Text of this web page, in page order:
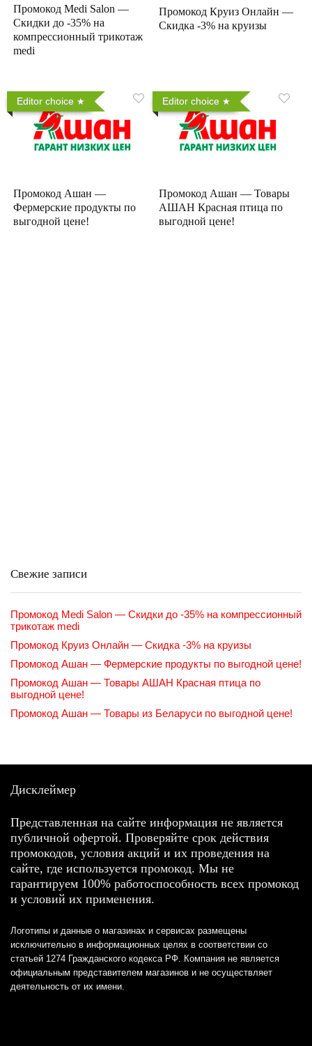
Промокод Medi Salon —
Скидки до -35% на
компрессионный трикотаж
medi
Промокод Круиз Онлайн —
Скидка -3% на круизы
Editor choice
Промокод Ашан —
Фермерские продукты по
выгодной цене!
Editor choice
Промокод Ашан — Товары
АШАН Красная птица по
выгодной цене!
Свежие записи
Промокод Medi Salon — Скидки до -35% на компрессионный
трикотаж medi
Промокод Круиз Онлайн — Скидка -3% на круизы
Промокод Ашан — Фермерские продукты по выгодной цене!
Промокод Ашан — Товары АШАН Красная птица по
выгодной цене!
Промокод Ашан — Товары из Беларуси по выгодной цене!
Дисклеймер
Представленная на сайте информация не является
публичной офертой. Проверяйте срок действия
промокодов, условия акций и их проведения на
сайте, где используется промокод. Мы не
гарантируем 100% работоспособность всех промокод
и условий их применения.
Логотипы и данные о магазинах и сервисах размещены
исключительно в информационных целях в соответствии со
статьей 1274 Гражданского кодекса РФ. Компания не является
официальным представителем магазинов и не осуществляет
деятельность от их имени.